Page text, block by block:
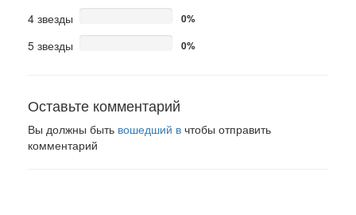
4 звезды 0%
5 звезды 0%
Оставьте комментарий
Вы должны быть вошедший в чтобы отправить
комментарий